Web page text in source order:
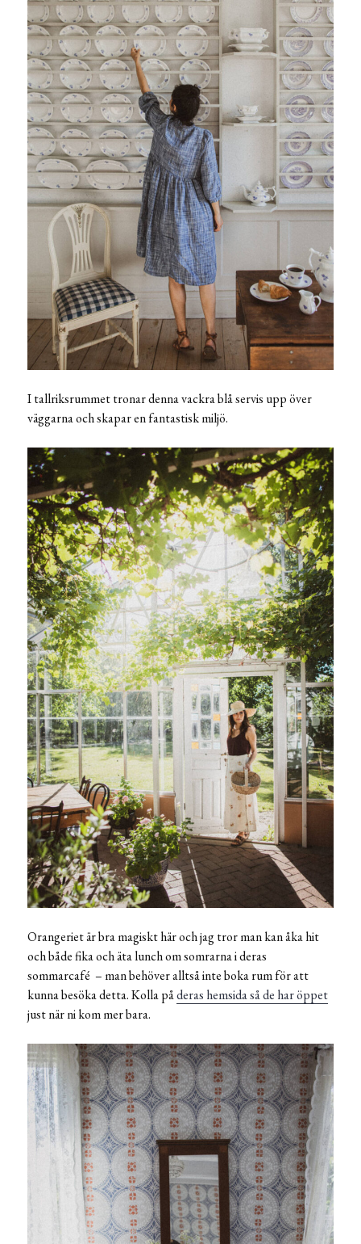
I tallriksrummet tronar denna vackra blå servis upp över
väggarna och skapar en fantastisk miljö.
Orangeriet är bra magiskt här och jag tror man kan åka hit
och både fika och äta lunch om somrarna i deras
sommarcafé – man behöver alltså inte boka rum för att
kunna besöka detta. Kolla påderas hemsida så de har öppet
just när ni kom mer bara.